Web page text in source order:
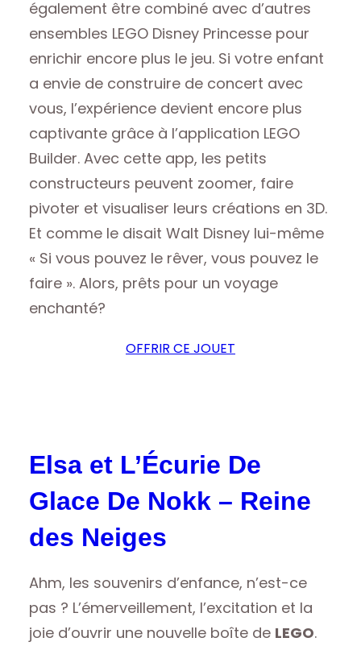
également être combiné avec d’autres
ensembles LEGO Disney Princesse pour
enrichir encore plus le jeu. Si votre enfant
a envie de construire de concert avec
vous, l’expérience devient encore plus
captivante grâce à l’application LEGO
Builder. Avec cette app, les petits
constructeurs peuvent zoomer, faire
pivoter et visualiser leurs créations en 3D.
Et comme le disait Walt Disney lui-même
« Si vous pouvez le rêver, vous pouvez le
faire ». Alors, prêts pour un voyage
enchanté?
OFFRIR CE JOUET
Elsa et L’Écurie De
Glace De Nokk – Reine
des Neiges
Ahm, les souvenirs d’enfance, n’est-ce
pas ? L’émerveillement, l’excitation et la
joie d’ouvrir une nouvelle boîte de LEGO.